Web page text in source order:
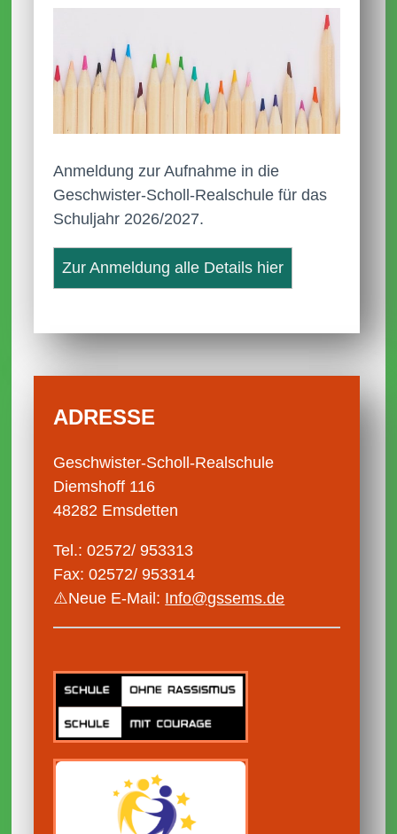
Anmeldung zur Aufnahme in die
Geschwister-Scholl-Realschule für das
Schuljahr 2026/2027.
Zur Anmeldung alle Details hier
ADRESSE
Geschwister-Scholl-Realschule
Diemshoff 116
48282 Emsdetten
Tel.: 02572/ 953313
Fax: 02572/ 953314
⚠️Neue E-Mail: Info@gssems.de